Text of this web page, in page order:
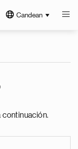
Candean
continuación.